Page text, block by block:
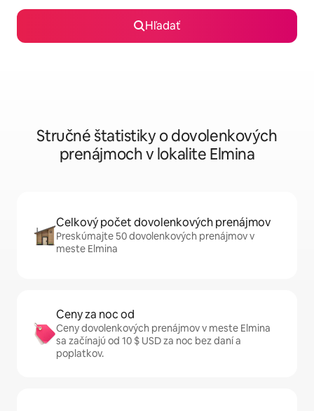
Hľadať
Stručné štatistiky o dovolenkových
prenájmoch v lokalite Elmina
Celkový počet dovolenkových prenájmov
Preskúmajte 50 dovolenkových prenájmov v
meste Elmina
Ceny za noc od
Ceny dovolenkových prenájmov v meste Elmina
sa začínajú od 10 $ USD za noc bez daní a
poplatkov.